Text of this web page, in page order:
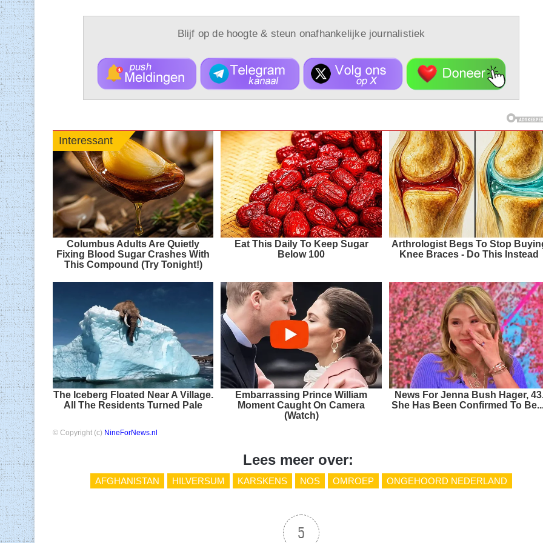
Blijf op de hoogte & steun onafhankelijke journalistiek
Interessant
Columbus Adults Are Quietly
Fixing Blood Sugar Crashes With
This Compound (Try Tonight!)
Eat This Daily To Keep Sugar
Below 100
Arthrologist Begs To Stop
Knee Braces - Do This Instead
The Iceberg Floated Near A Village.
All The Residents Turned Pale
Embarrassing Prince William
Moment Caught On Camera
(Watch)
News For Jenna Bush Hager,
She Has Been Confirmed To
© Copyright (c) NineForNews.nl
Lees meer over:
AFGHANISTAN HILVERSUM KARSKENS NOS OMROEP ONGEHOORD NEDERLAND
5